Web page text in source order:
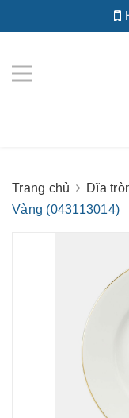
Trang chủ Dĩa
Vàng (043113014)